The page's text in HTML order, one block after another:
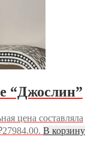
“Джослин”
цена составляла
В корзину